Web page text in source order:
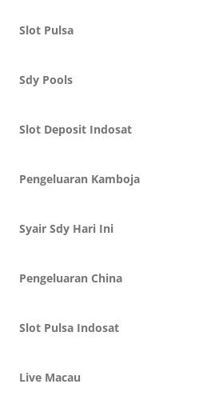
Slot Pulsa
Sdy Pools
Slot Deposit Indosat
Pengeluaran Kamboja
Syair Sdy Hari Ini
Pengeluaran China
Slot Pulsa Indosat
Live Macau